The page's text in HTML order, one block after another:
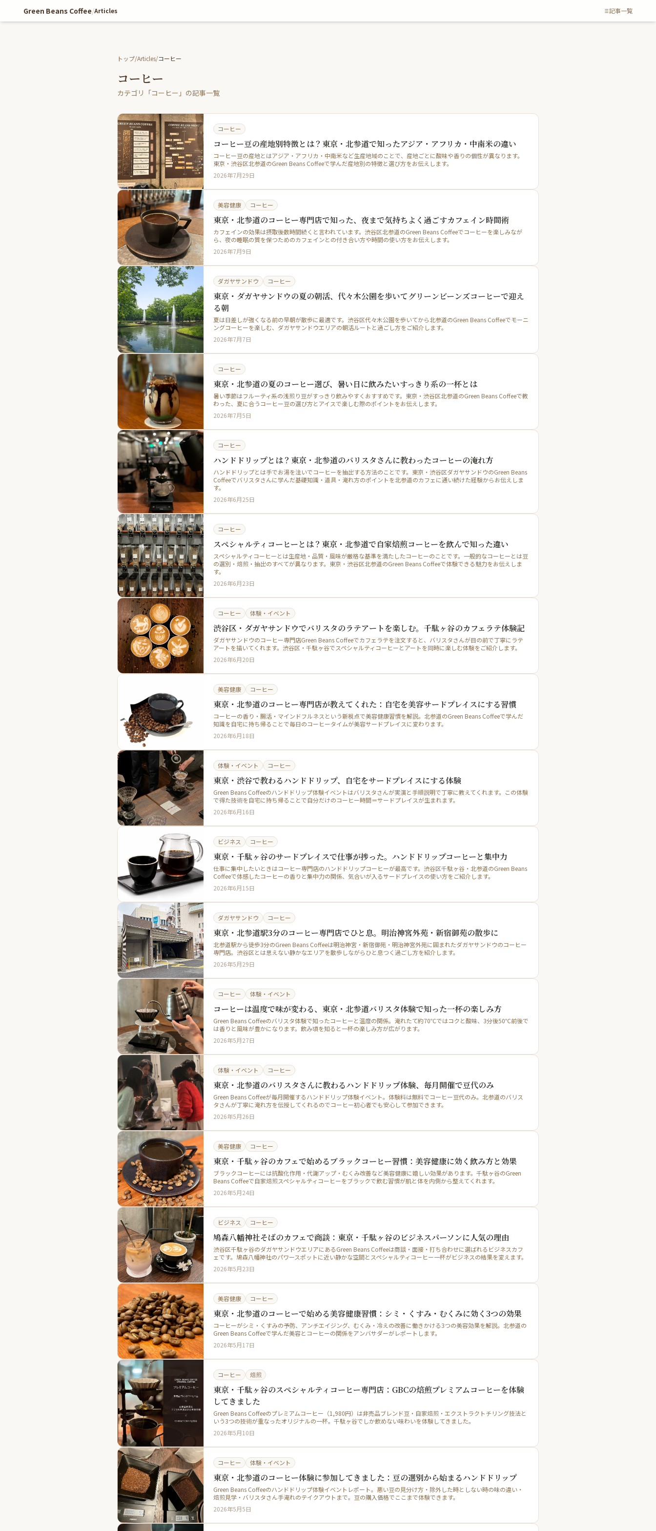
Green Beans Coffee/Articles 記事一覧
トップ/Articles/コーヒー
コーヒー
カテゴリ「コーヒー」の記事一覧
コーヒー
コーヒー豆の産地別特徴とは？東京・北参道で知ったアジア・アフリカ・中南米の違い
コーヒー豆の産地とはアジア・アフリカ・中南米など生産地域のことで、産地ごとに酸味や香りの個性が異なります。
東京・渋谷区北参道のGreen Beans Coffeeで学んだ産地別の特徴と選び方をお伝えします。
2026年7月29日
美容健康 コーヒー
東京・北参道のコーヒー専門店で知った、夜まで気持ちよく過ごすカフェイン時間術
カフェインの効果は摂取後数時間続くと言われています。渋谷区北参道のGreen Beans Coffeeでコーヒーを楽しみなが
ら、夜の睡眠の質を保つためのカフェインとの付き合い方や時間の使い方をお伝えします。
2026年7月9日
ダガヤサンドウ コーヒー
東京・ダガヤサンドウの夏の朝活、代々木公園を歩いてグリーンビーンズコーヒーで迎え
る朝
夏は日差しが強くなる前の早朝が散歩に最適です。渋谷区代々木公園を歩いてから北参道のGreen Beans Coffeeでモーニ
ングコーヒーを楽しむ、ダガヤサンドウエリアの朝活ルートと過ごし方をご紹介します。
2026年7月7日
コーヒー
東京・北参道の夏のコーヒー選び、暑い日に飲みたいすっきり系の一杯とは
暑い季節はフルーティ系の浅煎り豆がすっきり飲みやすくおすすめです。東京・渋谷区北参道のGreen Beans Coffeeで教
わった、夏に合うコーヒー豆の選び方とアイスで楽しむ際のポイントをお伝えします。
2026年7月5日
コーヒー
ハンドドリップとは？東京・北参道のバリスタさんに教わったコーヒーの淹れ方
ハンドドリップとは手でお湯を注いでコーヒーを抽出する方法のことです。東京・渋谷区ダガヤサンドウのGreen Beans
Coffeeでバリスタさんに学んだ基礎知識・道具・淹れ方のポイントを北参道のカフェに通い続けた経験からお伝えしま
す。
2026年6月25日
コーヒー
スペシャルティコーヒーとは？東京・北参道で自家焙煎コーヒーを飲んで知った違い
スペシャルティコーヒーとは生産地・品質・風味が厳格な基準を満たしたコーヒーのことです。一般的なコーヒーとは豆
の選別・焙煎・抽出のすべてが異なります。東京・渋谷区北参道のGreen Beans Coffeeで体験できる魅力をお伝えしま
す。
2026年6月23日
コーヒー 体験・イベント
渋谷区・ダガヤサンドウでバリスタのラテアートを楽しむ。千駄ヶ谷のカフェラテ体験記
ダガヤサンドウのコーヒー専門店Green Beans Coffeeでカフェラテを注文すると、バリスタさんが目の前で丁寧にラテ
アートを描いてくれます。渋谷区・千駄ヶ谷でスペシャルティコーヒーとアートを同時に楽しむ体験をご紹介します。
2026年6月20日
美容健康 コーヒー
東京・北参道のコーヒー専門店が教えてくれた：自宅を美容サードプレイスにする習慣
コーヒーの香り・腸活・マインドフルネスという新視点で美容健康習慣を解説。北参道のGreen Beans Coffeeで学んだ
知識を自宅に持ち帰ることで毎日のコーヒータイムが美容サードプレイスに変わります。
2026年6月18日
体験・イベント コーヒー
東京・渋谷で教わるハンドドリップ、自宅をサードプレイスにする体験
Green Beans Coffeeのハンドドリップ体験イベントはバリスタさんが実演と手順説明で丁寧に教えてくれます。この体験
で得た技術を自宅に持ち帰ることで自分だけのコーヒー時間＝サードプレイスが生まれます。
2026年6月16日
ビジネス コーヒー
東京・千駄ヶ谷のサードプレイスで仕事が捗った。ハンドドリップコーヒーと集中力
仕事に集中したいときはコーヒー専門店のハンドドリップコーヒーが最高です。渋谷区千駄ヶ谷・北参道のGreen Beans
Coffeeで体感したコーヒーの香りと集中力の関係、気合いが入るサードプレイスの使い方をご紹介します。
2026年6月15日
ダガヤサンドウ コーヒー
東京・北参道駅3分のコーヒー専門店でひと息。明治神宮外苑・新宿御苑の散歩に
北参道駅から徒歩3分のGreen Beans Coffeeは明治神宮・新宿御苑・明治神宮外苑に囲まれたダガヤサンドウのコーヒー
専門店。渋谷区とは思えない静かなエリアを散歩しながらひと息つく過ごし方を紹介します。
2026年5月29日
コーヒー 体験・イベント
コーヒーは温度で味が変わる、東京・北参道バリスタ体験で知った一杯の楽しみ方
Green Beans Coffeeのバリスタ体験で知ったコーヒーと温度の関係。淹れたて約70℃ではコクと酸味、3分後50℃前後で
は香りと風味が豊かになります。飲み頃を知ると一杯の楽しみ方が広がります。
2026年5月27日
体験・イベント コーヒー
東京・北参道のバリスタさんに教わるハンドドリップ体験、毎月開催で豆代のみ
Green Beans Coffeeが毎月開催するハンドドリップ体験イベント。体験料は無料でコーヒー豆代のみ。北参道のバリス
タさんが丁寧に淹れ方を伝授してくれるのでコーヒー初心者でも安心して参加できます。
2026年5月26日
美容健康 コーヒー
東京・千駄ヶ谷のカフェで始めるブラックコーヒー習慣：美容健康に効く飲み方と効果
ブラックコーヒーには抗酸化作用・代謝アップ・むくみ改善など美容健康に嬉しい効果があります。千駄ヶ谷のGreen
Beans Coffeeで自家焙煎スペシャルティコーヒーをブラックで飲む習慣が肌と体を内側から整えてくれます。
2026年5月24日
ビジネス コーヒー
鳩森八幡神社そばのカフェで商談：東京・千駄ヶ谷のビジネスパーソンに人気の理由
渋谷区千駄ヶ谷のダガヤサンドウエリアにあるGreen Beans Coffeeは商談・面接・打ち合わせに選ばれるビジネスカフ
ェです。鳩森八幡神社のパワースポットに近い静かな空間とスペシャルティコーヒー一杯がビジネスの結果を変えます。
2026年5月23日
美容健康 コーヒー
東京・北参道のコーヒーで始める美容健康習慣：シミ・くすみ・むくみに効く3つの効果
コーヒーがシミ・くすみの予防、アンチエイジング、むくみ・冷えの改善に働きかける3つの美容効果を解説。北参道の
Green Beans Coffeeで学んだ美容とコーヒーの関係をアンバサダーがレポートします。
2026年5月17日
コーヒー 焙煎
東京・千駄ヶ谷のスペシャルティコーヒー専門店：GBCの焙煎プレミアムコーヒーを体験
してきました
Green Beans Coffeeのプレミアムコーヒー（1,980円）は非売品ブレンド豆・自家焙煎・エクストラクトチリング技法と
いう3つの技術が重なったオリジナルの一杯。千駄ヶ谷でしか飲めない味わいを体験してきました。
2026年5月10日
コーヒー 体験・イベント
東京・北参道のコーヒー体験に参加してきました：豆の選別から始まるハンドドリップ
Green Beans Coffeeのハンドドリップ体験イベントレポート。悪い豆の見分け方・除外した時としない時の味の違い・
焙煎見学・バリスタさん手淹れのテイクアウトまで。豆の購入価格でここまで体験できます。
2026年5月5日